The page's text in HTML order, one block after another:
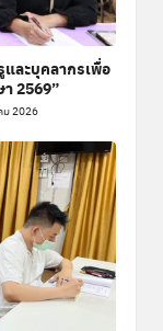
ละบุคลากรเพื่อ
2569”
ม 2026